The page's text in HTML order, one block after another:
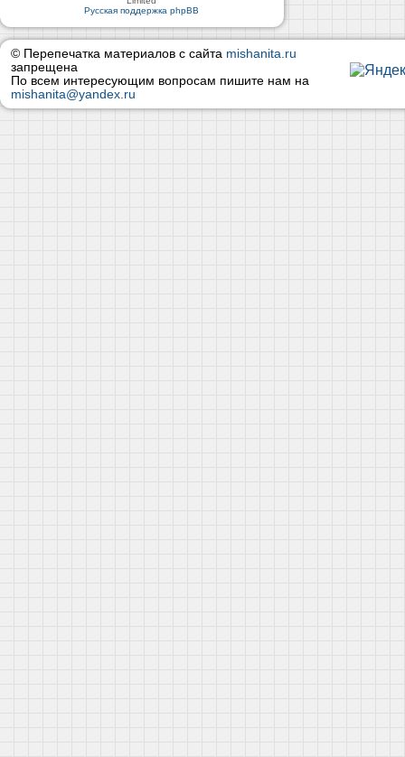
Русская поддержка phpBB
© Перепечатка материалов с сайта mishanita.ru
запрещена
По всем интересующим вопросам пишите нам на
mishanita@yandex.ru